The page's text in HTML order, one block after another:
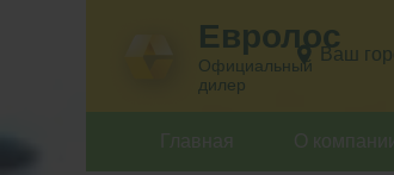
Евролос
Официальный
дилер
Ваш